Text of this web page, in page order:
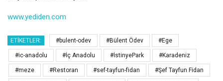
www.yediden.com
ETIKETLER: #bulent-odev #Bülent Ödev #Ege
#ic-anadolu #İç Anadolu #İstinyePark #Karadeniz
#meze #Restoran #sef-tayfun-fidan #Şef Tayfun Fidan